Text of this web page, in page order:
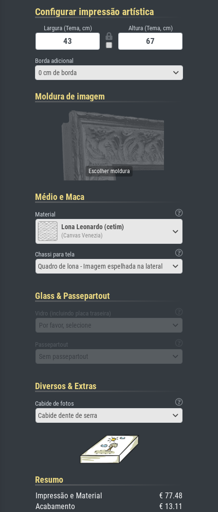
Configurar impressão artística
Largura (Tema, cm) Altura (Tema, cm)
Borda adicional
0 cm de borda
Moldura de imagem
Médio e Maca
Material
Lona Leonardo (cetim)
(Canvas Venezia)
Chassi para tela
Quadro de lona - Imagem espelhada na lateral
Glass & Passepartout
Vidro (incluindo placa traseira)
Por favor, selecione
Passepartout
Sem passepartout
Diversos & Extras
Cabide de fotos
Cabide dente de serra
Resumo
Impressão e Material
€ 77.48
Acabamento
€ 13.11